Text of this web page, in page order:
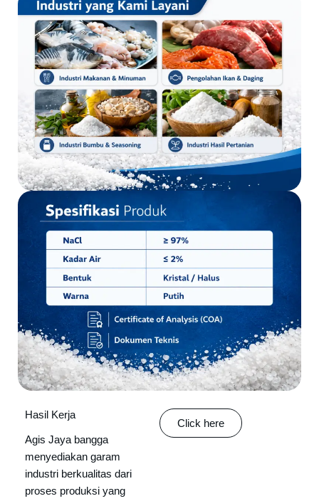
Hasil Kerja
Agis Jaya bangga
menyediakan garam
industri berkualitas dari
proses produksi yang
Click here